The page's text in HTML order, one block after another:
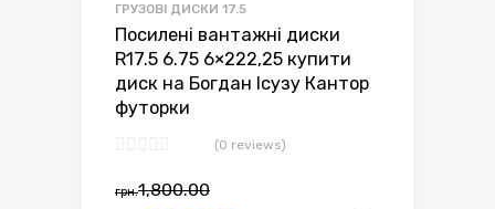
ГРУЗОВІ ДИСКИ 17.5
Посилені вантажні диски
R17.5 6.75 6×222,25 купити
диск на Богдан Ісузу Кантор
футорки
(0 reviews)
грн.1,800.00Оригінальна
Поточна